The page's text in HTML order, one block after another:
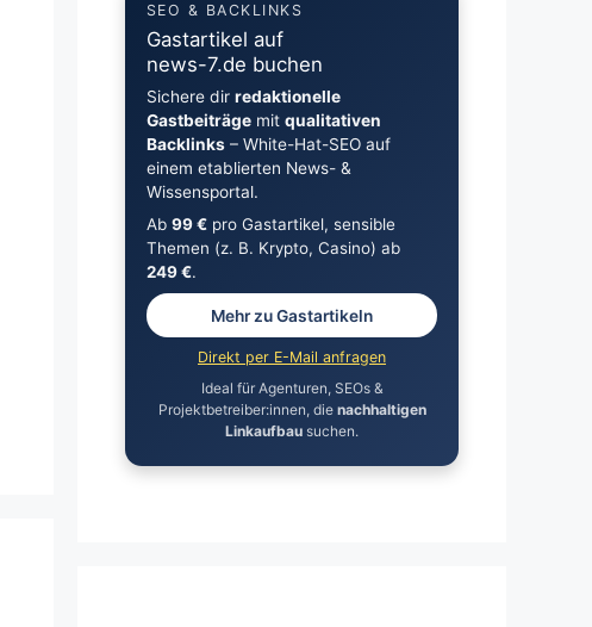
SEO & BACKLINKS
Gastartikel auf
news-7.de buchen
Sichere dir redaktionelle
Gastbeiträgemit qualitativen
Backlinks– White-Hat-SEO auf
einem etablierten News- &
Wissensportal.
Ab 99 €pro Gastartikel, sensible
Themen (z. B. Krypto, Casino) ab
249 €.
Mehr zu Gastartikeln
Direkt per E-Mail anfragen
Ideal für Agenturen, SEOs &
Projektbetreiber:innen, die nachhaltigen
Linkaufbau suchen.